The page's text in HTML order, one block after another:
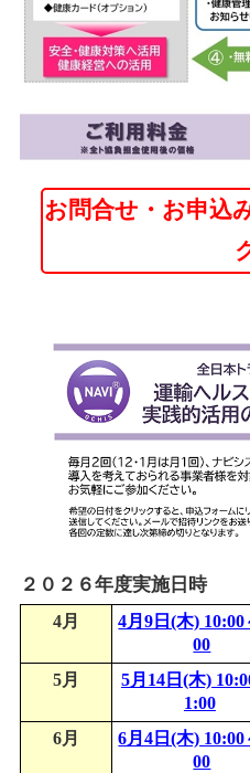
お問合せ・お申込
２０２６年度実施日時
4月
4月9日(木) 10:00
00
5月
5月14日(木)
1:00
6月
6月4日(木) 10:00
00